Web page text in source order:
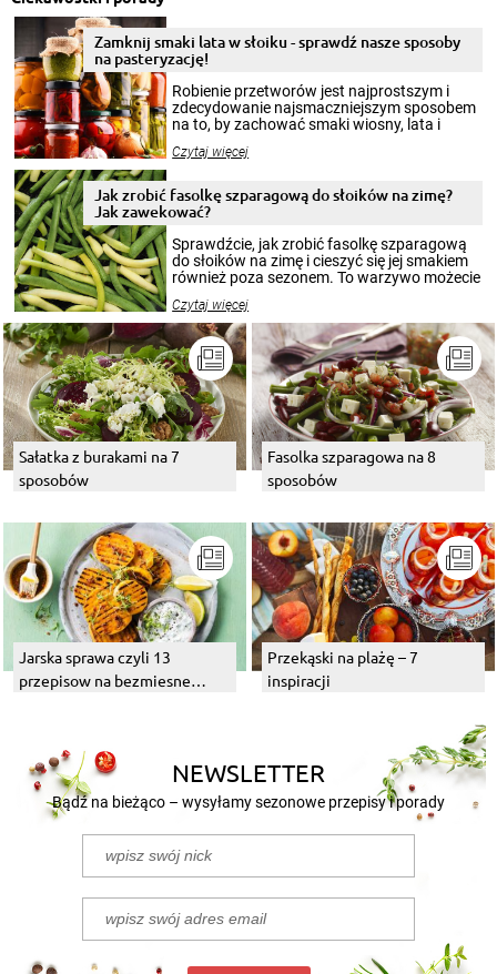
Zamknij smaki lata w słoiku - sprawdź nasze sposoby
na pasteryzację!
Robienie przetworów jest najprostszym i
zdecydowanie najsmaczniejszym sposobem
na to, by zachować smaki wiosny, lata i
krajobrazów, by cieszyć nimi oko w sezonie
pełni poczuć atmosferę cieplejszych
miesięcy. Przygotowanie słoików ze
smakowitą zawartością musi obejmować
patenty, które pozwolą zachować świeżość
przetworów.
Czytaj więcej
Jak zrobić fasolkę szparagową do słoików na zimę?
Jak zawekować?
Sprawdźcie, jak zrobić fasolkę szparagową
do słoików na zimę i cieszyć się jej smakiem
również poza sezonem. To warzywo możecie
nasze propozycje!
Czytaj więcej
Sałatka z burakami na 7
sposobów
Fasolka szparagowa na 8
sposobów
Jarska sprawa czyli 13
przepisow na bezmiesne
Przekąski na plażę – 7
inspiracji
NEWSLETTER
Bądź na bieżąco – wysyłamy sezonowe przepisy i porady